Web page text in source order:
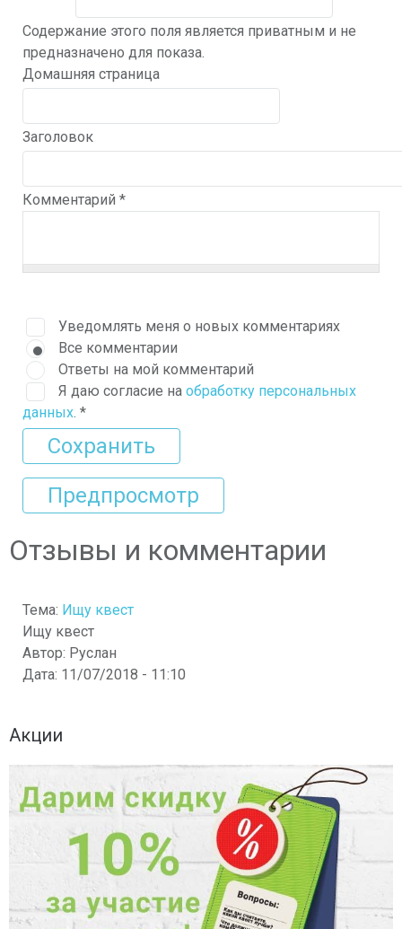
Содержание этого поля является приватным и не
предназначено для показа.
Домашняя страница
Заголовок
Комментарий *
Уведомлять меня о новых комментариях
Все комментарии
Ответы на мой комментарий
Я даю согласие на обработку персональных
данных. *
Отзывы и комментарии
Тема: Ищу квест
Ищу квест
Автор: Руслан
Дата: 11/07/2018 - 11:10
Акции